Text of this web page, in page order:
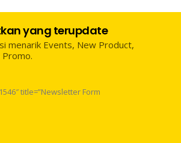
yang terupdate
menarik Events, New Product,
title=”Newsletter Form